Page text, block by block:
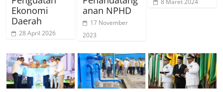
Ekonomi
Daerah
28 April 2026
anan NPHD
17 November
2023